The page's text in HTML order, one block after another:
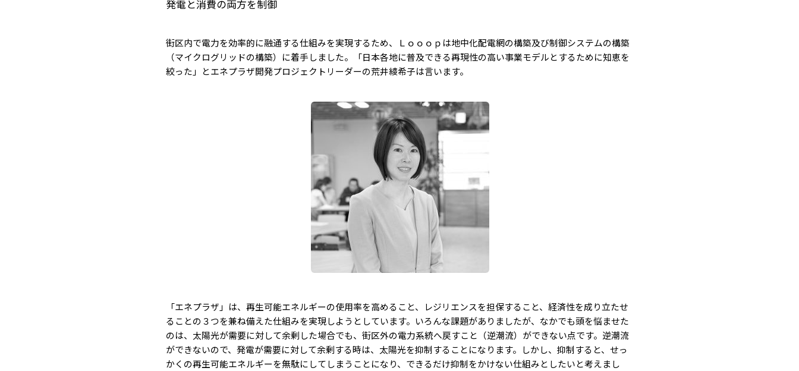
発電と消費の両方を制御
街区内で電力を効率的に融通する仕組みを実現するため、Ｌｏｏｏｐは地中化配電網の構築及び制御システムの構築
（マイクログリッドの構築）に着手しました。「日本各地に普及できる再現性の高い事業モデルとするために知恵を
絞った」とエネプラザ開発プロジェクトリーダーの荒井綾希子は言います。
「エネプラザ」は、再生可能エネルギーの使用率を高めること、レジリエンスを担保すること、経済性を成り立たせ
ることの３つを兼ね備えた仕組みを実現しようとしています。いろんな課題がありましたが、なかでも頭を悩ませた
のは、太陽光が需要に対して余剰した場合でも、街区外の電力系統へ戻すこと（逆潮流）ができない点です。逆潮流
ができないので、発電が需要に対して余剰する時は、太陽光を抑制することになります。しかし、抑制すると、せっ
かくの再生可能エネルギーを無駄にしてしまうことになり、できるだけ抑制をかけない仕組みとしたいと考えまし